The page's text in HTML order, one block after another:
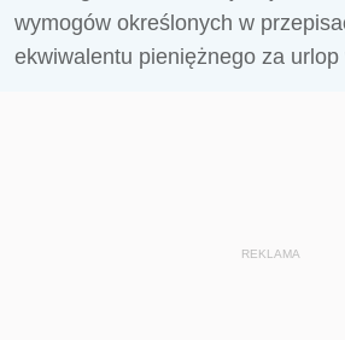
wymogów określonych w
ekwiwalentu pieniężnego za urlop
REKLAMA